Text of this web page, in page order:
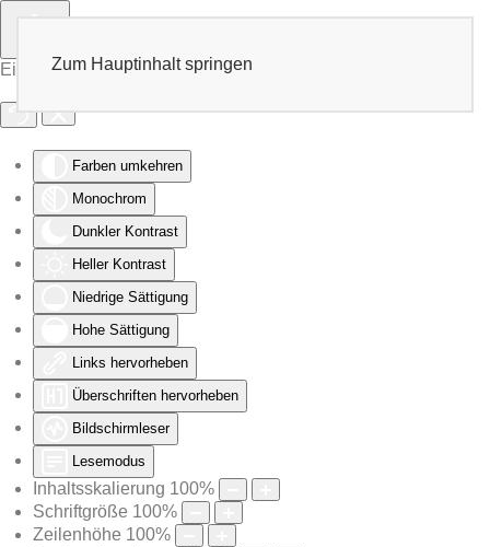
Eingabehilfen öffnen
Farben umkehren
Monochrom
Dunkler Kontrast
Heller Kontrast
Niedrige Sättigung
Hohe Sättigung
Links hervorheben
Überschriften hervorheben
Bildschirmleser
Lesemodus
Inhaltsskalierung 100%
Schriftgröße 100%
Zeilenhöhe 100%
Zum Hauptinhalt springen